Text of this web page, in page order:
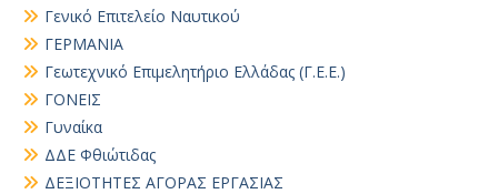
Γενικό Επιτελείο Ναυτικού
ΓΕΡΜΑΝΙΑ
Γεωτεχνικό Επιμελητήριο Ελλάδας (Γ.Ε.Ε.)
ΓΟΝΕΙΣ
Γυναίκα
ΔΔΕ Φθιώτιδας
ΔΕΞΙΟΤΗΤΕΣ ΑΓΟΡΑΣ ΕΡΓΑΣΙΑΣ